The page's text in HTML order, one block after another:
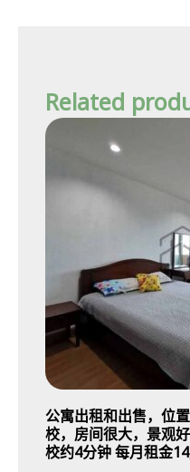
Related
公寓出租和出售，位
校，房间很大，景观
校约4分钟 每月租金